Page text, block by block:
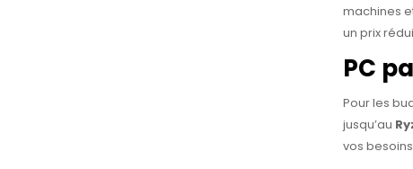
machines
un prix
PC
Pour les
jusqu’au
vos